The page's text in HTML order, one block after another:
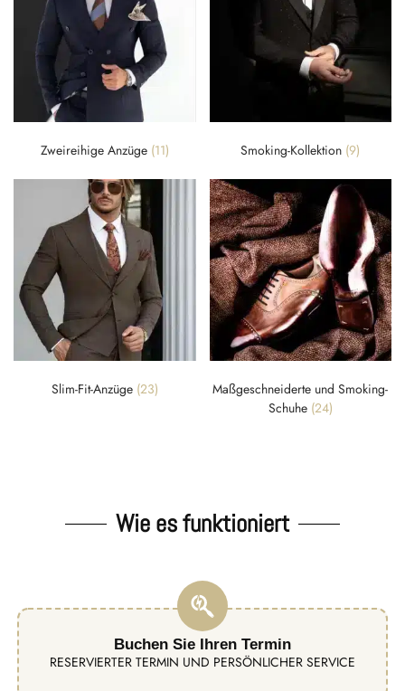
Zweireihige Anzüge (11) Smoking-Kollektion (9)
Slim-Fit-Anzüge (23)
Maßgeschneiderte und Smoking-
Schuhe (24)
Wie es funktioniert
Buchen Sie Ihren Termin
RESERVIERTER TERMIN UND PERSÖNLICHER SERVICE